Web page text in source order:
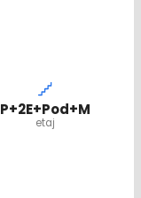
P+2E+Pod+M
etaj